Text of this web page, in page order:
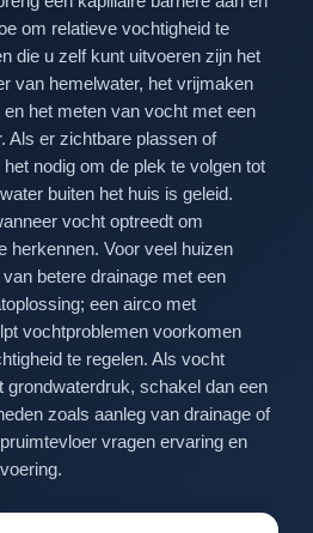
om relatieve vochtigheid te
die u zelf kunt uitvoeren zijn het
van hemelwater, het vrijmaken
het meten van vocht met een
Als er zichtbare plassen of
nodig om de plek te volgen tot
buiten het huis is geleid.
vocht optreedt om
herkennen. Voor veel huizen
betere drainage met een
een airco met
vochtproblemen voorkomen
te regelen. Als vocht
grondwaterdruk, schakel dan een
zoals aanleg van drainage of
vragen ervaring en